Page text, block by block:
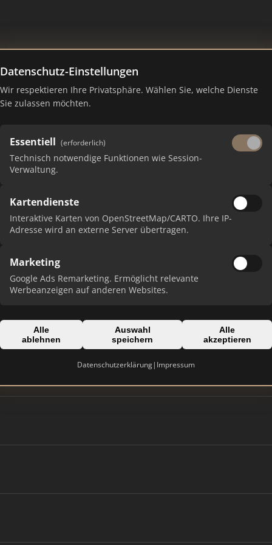
Datenschutz-Einstellungen
Wir respektieren Ihre Privatsphäre. Wählen Sie, welche Dienste
Sie zulassen möchten.
Essentiell (erforderlich)
Technisch notwendige Funktionen wie Session-
Verwaltung.
Kartendienste
Interaktive Karten von OpenStreetMap/CARTO. Ihre IP-
Adresse wird an externe Server übertragen.
Marketing
Google Ads Remarketing. Ermöglicht relevante
Werbeanzeigen auf anderen Websites.
Alle
ablehnen
Auswahl
speichern
Alle
akzeptieren
Datenschutzerklärung| Impressum
– Ranking Juli 2026